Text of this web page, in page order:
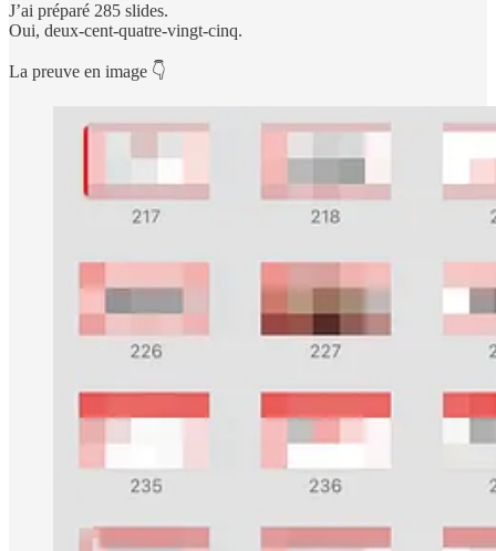
J’ai préparé 285 slides.
Oui, deux-cent-quatre-vingt-cinq.
La preuve en image 👇